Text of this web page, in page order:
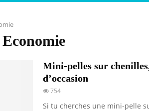
Mini-pelles sur
d’occasion
754
Si tu cherches une mini-pelle